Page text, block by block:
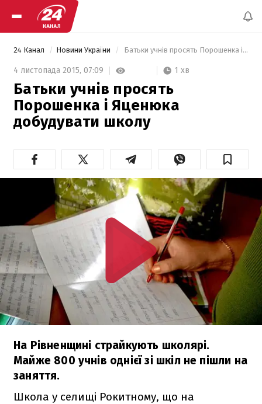
24 Канал Новини України Батьки учнів просять Порошенка і Яценюка добудувати школу
4 листопада 2015, 07:09 1 хв
Батьки учнів просять
Порошенка і Яценюка
добудувати школу
На Рівненщині страйкують школярі.
Майже 800 учнів однієї зі шкіл не пішли на
заняття.
Школа у селищі Рокитному, що на